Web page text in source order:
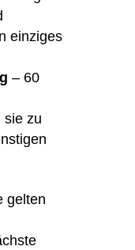
einziges
– 60
sie zu
gelten